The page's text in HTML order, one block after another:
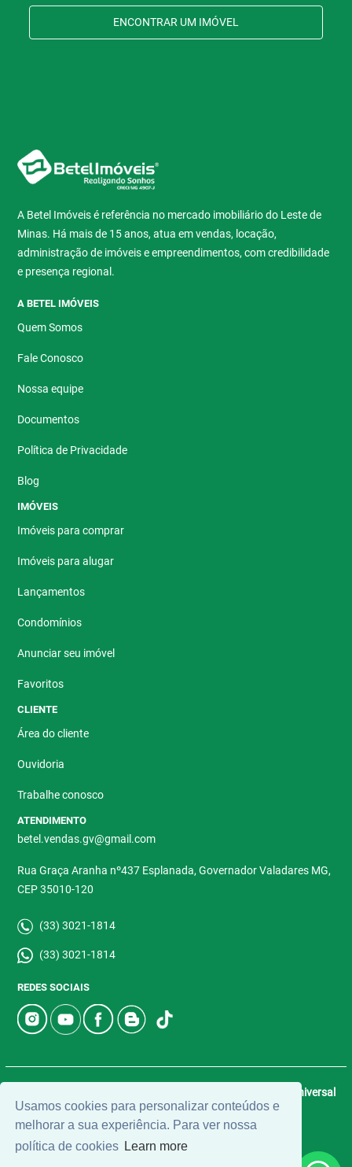
Usamos cookies para personalizar conteúdos e
melhorar a sua experiência. Para ver nossa
política de cookies Learn more
ENCONTRAR UM IMÓVEL
A Betel Imóveis é referência no mercado imobiliário do Leste de
Minas. Há mais de 15 anos, atua em vendas, locação,
administração de imóveis e empreendimentos, com credibilidade
e presença regional.
A BETEL IMÓVEIS
Quem Somos
Fale Conosco
Nossa equipe
Documentos
Política de Privacidade
Blog
IMÓVEIS
Imóveis para comprar
Imóveis para alugar
Lançamentos
Condomínios
Anunciar seu imóvel
Favoritos
CLIENTE
Área do cliente
Ouvidoria
Trabalhe conosco
ATENDIMENTO
betel.vendas.gv@gmail.com
Rua Graça Aranha nº437 Esplanada, Governador Valadares MG,
CEP 35010-120
(33) 3021-1814
(33) 3021-1814
REDES SOCIAIS
Universal
Software.